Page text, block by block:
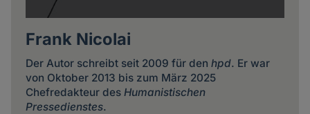
Frank Nicolai
Der Autor schreibt seit 2009 für den hpd. Er war
von Oktober 2013 bis zum März 2025
Chefredakteur des Humanistischen
Pressedienstes.